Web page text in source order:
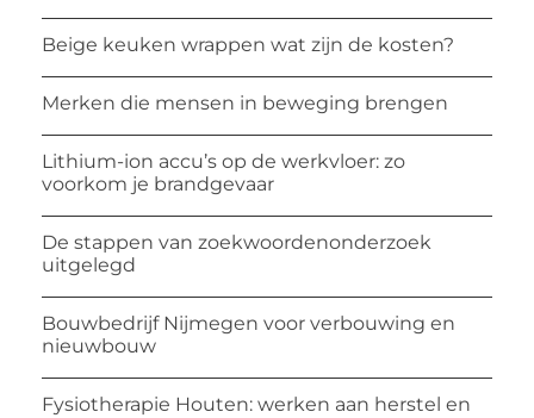
Beige keuken wrappen wat zijn de kosten?
Merken die mensen in beweging brengen
Lithium-ion accu’s op de werkvloer: zo
voorkom je brandgevaar
De stappen van zoekwoordenonderzoek
uitgelegd
Bouwbedrijf Nijmegen voor verbouwing en
nieuwbouw
Fysiotherapie Houten: werken aan herstel en